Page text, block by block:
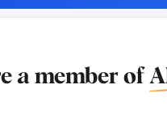
a member of